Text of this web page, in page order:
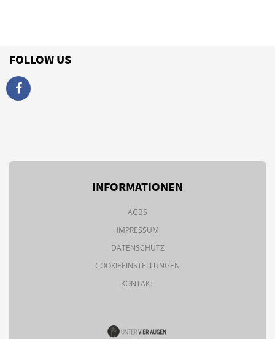
FOLLOW US
INFORMATIONEN
AGBS
IMPRESSUM
DATENSCHUTZ
COOKIEEINSTELLUNGEN
KONTAKT